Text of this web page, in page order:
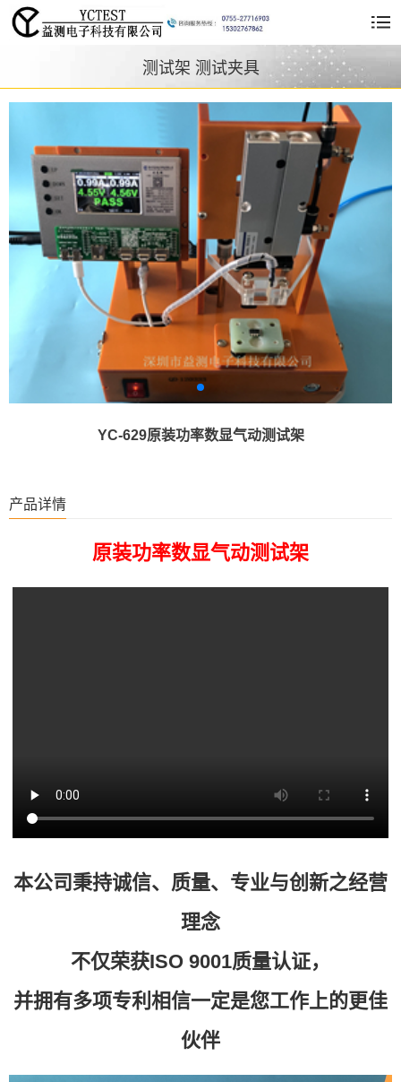
测试架 测试夹具
YC-629原装功率数显气动测试架
产品详情
原装功率数显气动测试架
本公司秉持诚信、质量、专业与创新之经营
理念
不仅荣获ISO 9001质量认证，
并拥有多项专利相信一定是您工作上的更佳
伙伴